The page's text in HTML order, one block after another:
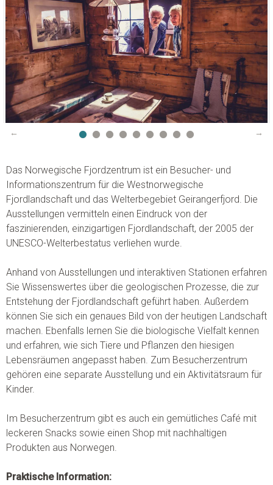
Das Norwegische Fjordzentrum ist ein Besucher- und
Informationszentrum für die Westnorwegische
Fjordlandschaft und das Welterbegebiet Geirangerfjord. Die
Ausstellungen vermitteln einen Eindruck von der
faszinierenden, einzigartigen Fjordlandschaft, der 2005 der
UNESCO-Welterbestatus verliehen wurde.
Anhand von Ausstellungen und interaktiven Stationen erfahren
Sie Wissenswertes über die geologischen Prozesse, die zur
Entstehung der Fjordlandschaft geführt haben. Außerdem
können Sie sich ein genaues Bild von der heutigen Landschaft
machen. Ebenfalls lernen Sie die biologische Vielfalt kennen
und erfahren, wie sich Tiere und Pflanzen den hiesigen
Lebensräumen angepasst haben. Zum Besucherzentrum
gehören eine separate Ausstellung und ein Aktivitätsraum für
Kinder.
Im Besucherzentrum gibt es auch ein gemütliches Café mit
leckeren Snacks sowie einen Shop mit nachhaltigen
Produkten aus Norwegen.
Praktische Information:
Telefon: +47 70 26 30 07
E-Mail: booking@visitgeiranger.com
Facebook:
visitgeiranger
Instagram: visitgeiranger_com
TripAdvisor:Visit Geiranger AS